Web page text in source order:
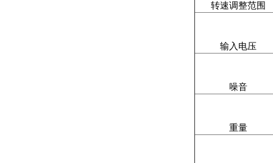
转速调整范围
输入电压
噪音
重量